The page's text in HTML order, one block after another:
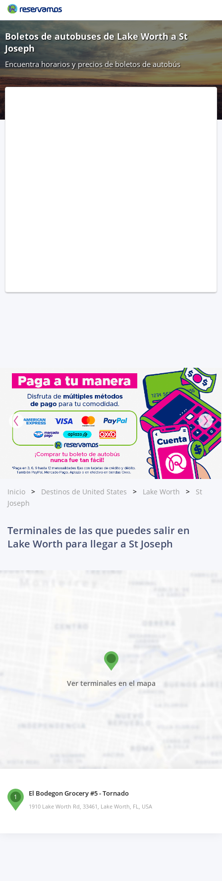
Boletos de autobuses de Lake Worth a St
Joseph
Encuentra horarios y precios de boletos de autobús
Inicio Destinos de United States Lake Worth
St
Joseph
Terminales de las que puedes salir en
Lake Worth para llegar a St Joseph
Ver terminales en el mapa
1 El Bodegon Grocery #5 - Tornado
1910 Lake Worth Rd, 33461, Lake Worth, FL, USA